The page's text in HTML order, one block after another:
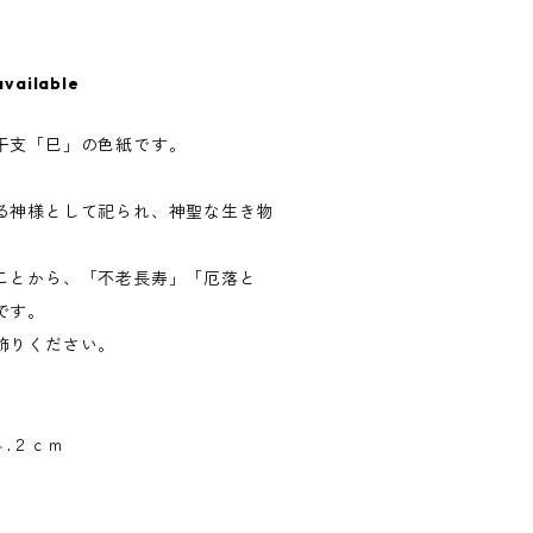
「巳」の色紙です。
様として祀られ、神聖な生き物
から、「不老長寿」「厄落と
。
ください。
２ｃｍ